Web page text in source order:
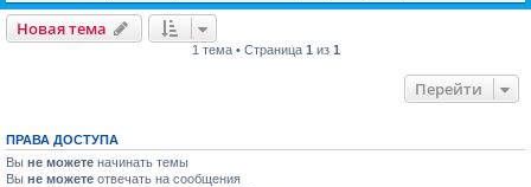
Новая тема
1 тема • Страница 1 из 1
Перейти
ПРАВА ДОСТУПА
Вы не можете начинать темы
Вы не можете отвечать на сообщения